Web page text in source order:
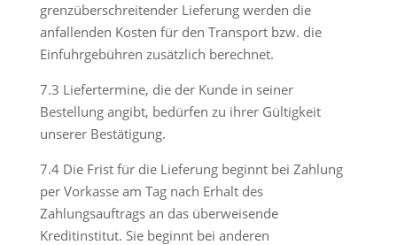
grenzüberschreitender Lieferung werden die
anfallenden Kosten für den Transport bzw. die
Einfuhrgebühren zusätzlich berechnet.
7.3 Liefertermine, die der Kunde in seiner
Bestellung angibt, bedürfen zu ihrer Gültigkeit
unserer Bestätigung.
7.4 Die Frist für die Lieferung beginnt bei Zahlung
per Vorkasse am Tag nach Erhalt des
Zahlungsauftrags an das überweisende
Kreditinstitut. Sie beginnt bei anderen